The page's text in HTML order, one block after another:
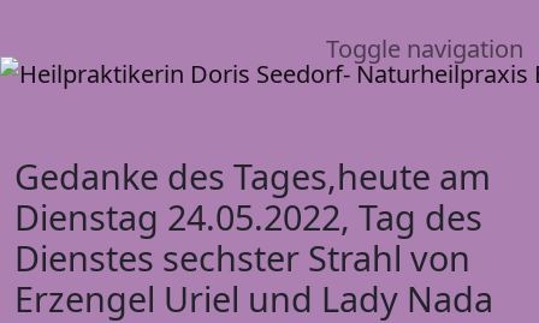
Toggle navigation
Gedanke des Tages,heute am
Dienstag 24.05.2022, Tag des
Dienstes sechster Strahl von
Erzengel Uriel und Lady Nada